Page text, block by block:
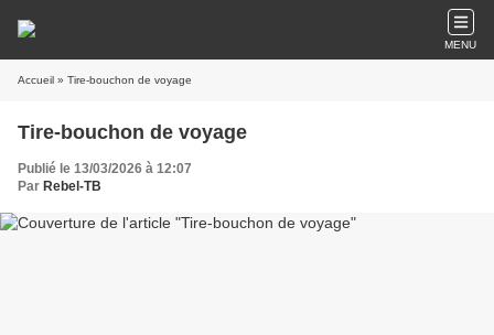
MENU
Accueil » Tire-bouchon de voyage
Tire-bouchon de voyage
Publié le 13/03/2026 à 12:07
Par Rebel-TB